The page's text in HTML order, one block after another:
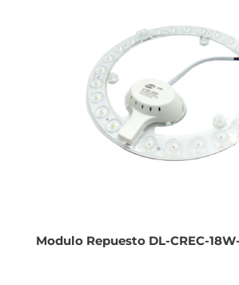
Modulo Repuesto DL-CREC-